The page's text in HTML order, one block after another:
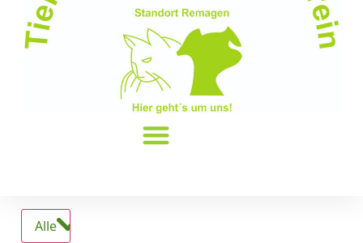
Alle